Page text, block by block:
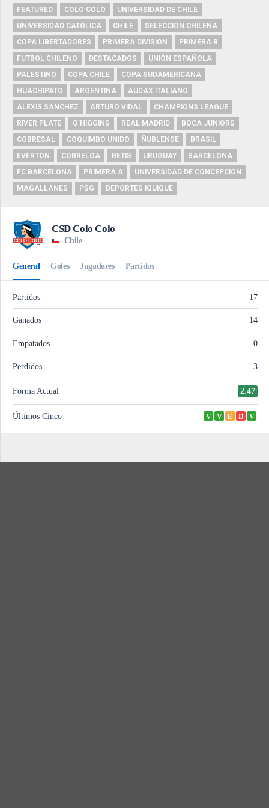
FEATURED COLO COLO
UNIVERSIDAD DE CHILE
UNIVERSIDAD CATÓLICA
CHILE
SELECCIÓN CHILENA
COPA LIBERTADORES
PRIMERA DIVISIÓN
PRIMERA B
FUTBOL CHILENO
DESTACADOS
UNIÓN ESPAÑOLA
PALESTINO
COPA CHILE
COPA SUDAMERICANA
HUACHIPATO
ARGENTINA
AUDAX ITALIANO
ALEXIS SÁNCHEZ
ARTURO VIDAL
CHAMPIONS LEAGUE
RIVER PLATE
O'HIGGINS REAL MADRID
BOCA JUNIORS
COBRESAL
COQUIMBO UNIDO ÑUBLENSE
BRASIL
EVERTON
COBRELOA BETIS URUGUAY
BARCELONA
FC BARCELONA
PRIMERA A
UNIVERSIDAD DE CONCEPCIÓN
MAGALLANES
PSG DEPORTES IQUIQUE